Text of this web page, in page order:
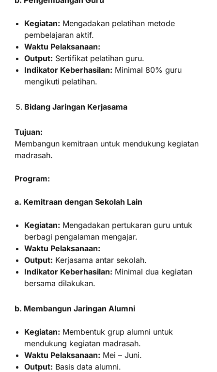
Kegiatan: Mengadakan pelatihan metode
pembelajaran aktif.
Waktu Pelaksanaan:
Output: Sertifikat pelatihan guru.
Indikator Keberhasilan: Minimal 80% guru
mengikuti pelatihan.
Bidang Jaringan Kerjasama
Tujuan:
Membangun kemitraan untuk mendukung kegiatan
madrasah.
Program:
a. Kemitraan dengan Sekolah Lain
Kegiatan: Mengadakan pertukaran guru untuk
berbagi pengalaman mengajar.
Waktu Pelaksanaan:
Output: Kerjasama antar sekolah.
Indikator Keberhasilan: Minimal dua kegiatan
bersama dilakukan.
b. Membangun Jaringan Alumni
Kegiatan: Membentuk grup alumni untuk
mendukung kegiatan madrasah.
Waktu Pelaksanaan: Mei – Juni.
Output: Basis data alumni.